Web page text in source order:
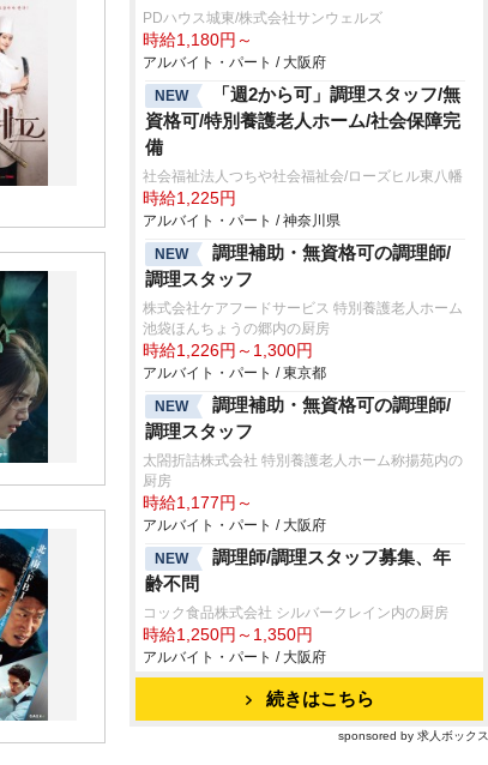
PDハウス城東/株式会社サンウェルズ
時給1,180円～
アルバイト・パート / 大阪府
NEW
「週2から可」調理スタッフ/無
資格可/特別養護老人ホーム/社会保障完
備
社会福祉法人つちや社会福祉会/ローズヒル東八幡
時給1,225円
アルバイト・パート / 神奈川県
NEW
調理補助・無資格可の調理師/
調理スタッフ
株式会社ケアフードサービス 特別養護老人ホーム
池袋ほんちょうの郷内の厨房
時給1,226円～1,300円
アルバイト・パート / 東京都
NEW
調理補助・無資格可の調理師/
調理スタッフ
太閤折詰株式会社 特別養護老人ホーム称揚苑内の
厨房
時給1,177円～
アルバイト・パート / 大阪府
NEW
調理師/調理スタッフ募集、年
齢不問
コック食品株式会社 シルバークレイン内の厨房
時給1,250円～1,350円
アルバイト・パート / 大阪府
続きはこちら
sponsored by 求人ボックス